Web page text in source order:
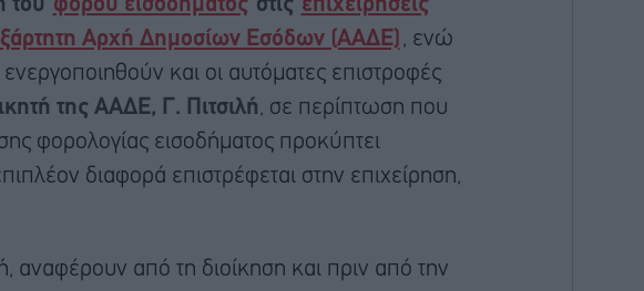
του φόρου εισοδήματος στις επιχειρήσεις
Αρχή Δημοσίων Εσόδων (ΑΑΔΕ) , ενώ
και οι αυτόματες επιστροφές
της ΑΑΔΕ, Γ. Πιτσιλή, σε περίπτωση που
φορολογίας εισοδήματος προκύπτει
διαφορά επιστρέφεται στην επιχείρηση,
αναφέρουν από τη διοίκηση και πριν από την